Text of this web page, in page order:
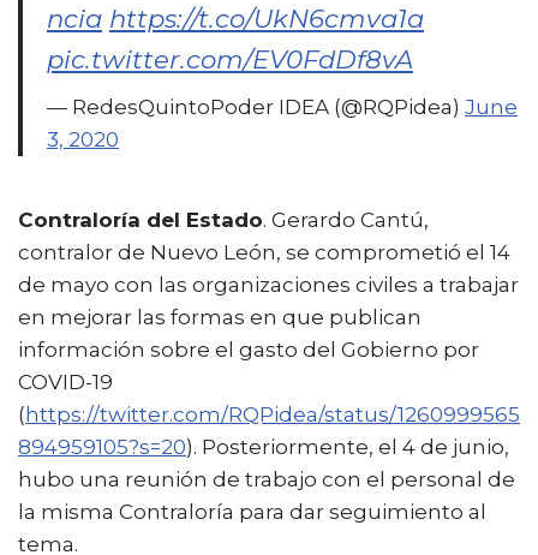
ncia https://t.co/UkN6cmva1a
pic.twitter.com/EV0FdDf8vA
— RedesQuintoPoder IDEA (@RQPidea) June
3, 2020
Contraloría del Estado. Gerardo Cantú,
contralor de Nuevo León, se comprometió el 14
de mayo con las organizaciones civiles a trabajar
en mejorar las formas en que publican
información sobre el gasto del Gobierno por
COVID-19
(https://twitter.com/RQPidea/status/1260999565
894959105?s=20). Posteriormente, el 4 de junio,
hubo una reunión de trabajo con el personal de
la misma Contraloría para dar seguimiento al
tema.